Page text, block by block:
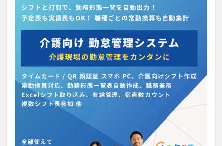
介護手荒れ
介護施設 介護現場
介護福祉士国家試験
介護職員等ベースアップ等支援加算
介護記録
企業理念
回想法
住宅型有料老人ホーム
働き続けたい介護現場
優しさ
処遇改善加算 助成金
勤務形態一覧
勤務表
勤怠管理 千の風・河内
厚生労働省
吉田貴宏
名古屋市緑区 和光苑
和泉市
新年度
経済産業省
聖ヨゼフ寮
職場環境の変革
肌荒れ